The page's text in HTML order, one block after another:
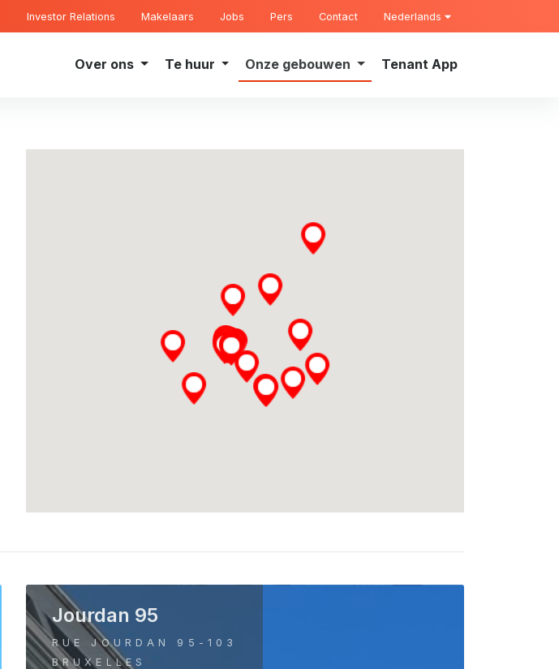
Investor Relations Makelaars Jobs Pers Contact Nederlands
Over ons Te huur Onze gebouwen Tenant App
Jourdan 95
RUE JOURDAN 95-103
BRUXELLES